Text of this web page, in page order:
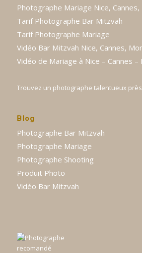
Photographe Mariage Nice, Cannes,
Tarif Photographe Bar Mitzvah
Tarif Photographe Mariage
Vidéo Bar Mitzvah Nice, Cannes,
Vidéo de Mariage à Nice – Cannes –
Trouvez un photographe talentueux
Blog
Photographe Bar Mitzvah
Photographe Mariage
Photographe Shooting
Produit Photo
Vidéo Bar Mitzvah